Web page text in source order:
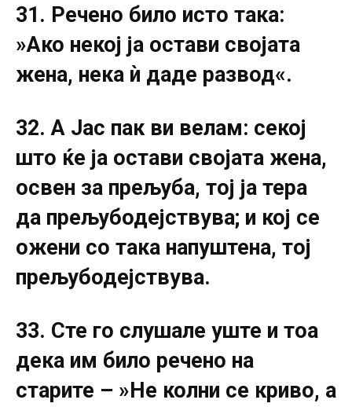
31. Речено било исто така:
»Ако некој ја остави својата
жена, нека ѝ даде развод«.
32. А Јас пак ви велам: секој
што ќе ја остави својата жена,
освен за прељуба, тој ја тера
да прељубодејствува; и кој се
ожени со така напуштена, тој
прељубодејствува.
33. Сте го слушале уште и тоа
дека им било речено на
старите – »Не колни се криво, а